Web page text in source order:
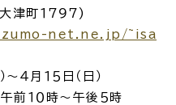
町１７９７)
net.ne.jp/~isa
４月１５日（日）
１０時～午後５時